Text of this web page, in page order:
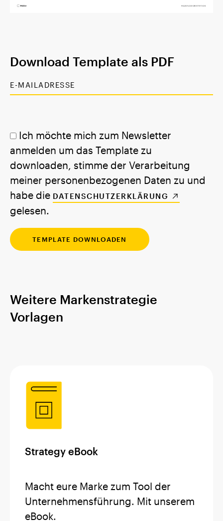
Download Template als PDF
Ich möchte mich zum Newsletter
anmelden um das Template zu
downloaden, stimme der Verarbeitung
meiner personenbezogenen Daten zu und
habe die DATENSCHUTZERKLÄRUNG
gelesen.
Weitere Markenstrategie
Vorlagen
Strategy eBook
Macht eure Marke zum Tool der
Unternehmensführung. Mit unserem
eBook.